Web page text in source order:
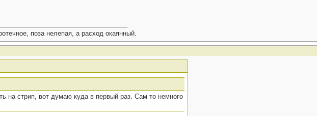
поза нелепая, а расход окаянный.
на стрип, вот думаю куда в первый раз. Сам то немного